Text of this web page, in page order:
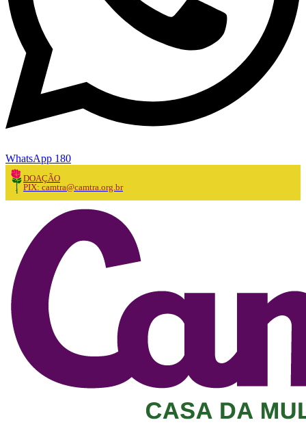
WhatsApp 180
DOAÇÃO
PIX: camtra@camtra.org.br